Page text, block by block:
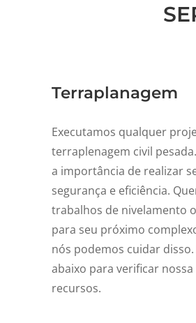
Terraplanagem
Executamos qualquer
terraplenagem civil pesada.
a importância de realizar
segurança e eficiência.
trabalhos de nivelamento
para seu próximo
nós podemos cuidar disso.
abaixo para verificar
recursos.